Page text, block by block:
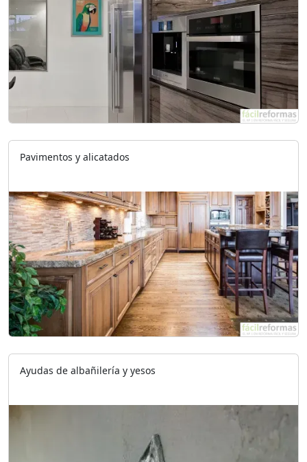
Pavimentos y alicatados
Ayudas de albañilería y yesos